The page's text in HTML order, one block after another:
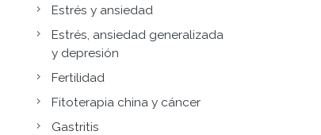
Estrés y ansiedad
Estrés, ansiedad generalizada
y depresión
Fertilidad
Fitoterapia china y cáncer
Gastritis